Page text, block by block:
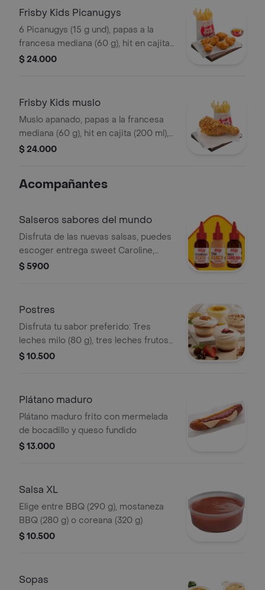
Frisby Kids Picanugys
6 Picanugys (15 g und), papas a la
francesa mediana (60 g), hit en cajita
(200 ml), golosina y un divertido
$ 24.000
Frisby Kids muslo
Muslo apanado, papas a la francesa
mediana (60 g), hit en cajita (200 ml),
golosina y un divertido juguete
$ 24.000
Acompañantes
Salseros sabores del mundo
Disfruta de las nuevas salsas, puedes
escoger entrega sweet Caroline,
Polynesian beach o Thai ranch
$ 5900
Postres
Disfruta tu sabor preferido: Tres
leches milo (80 g), tres leches frutos
rojos (90 g), combinado de maracuyá
$ 10.500
Plátano maduro
Plátano maduro frito con mermelada
de bocadillo y queso fundido
$ 13.000
Salsa XL
Elige entre BBQ (290 g), mostaneza
BBQ (280 g) o coreana (320 g)
$ 10.500
Sopas